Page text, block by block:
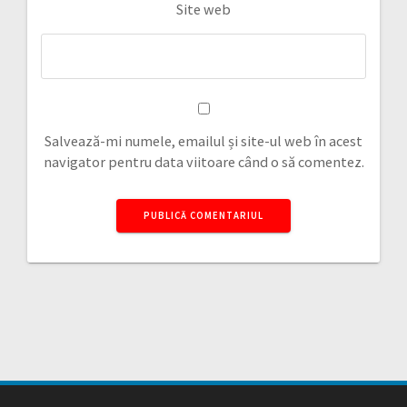
Site web
Salvează-mi numele, emailul și site-ul web în acest
navigator pentru data viitoare când o să comentez.